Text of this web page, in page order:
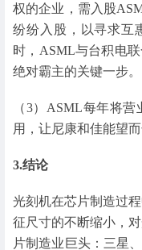
权的企业，需入股
纷纷入股，以寻求互
时，ASML与台积电
绝对霸主的关键一步。
（3）ASML每年将
用，让尼康和佳能望
3.结论
光刻机在芯片制造过
征尺寸的不断缩小，
片制造业巨头：三星